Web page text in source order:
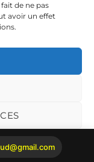
de ne pas
avoir un effet
Sud